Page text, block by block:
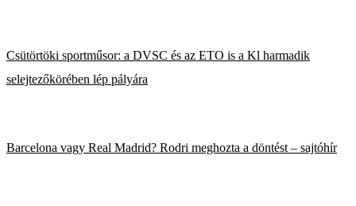
Csütörtöki sportműsor: a DVSC és az ETO is a Kl harmadik
selejtezőkörében lép pályára
Barcelona vagy Real Madrid? Rodri meghozta a döntést – sajtóhír